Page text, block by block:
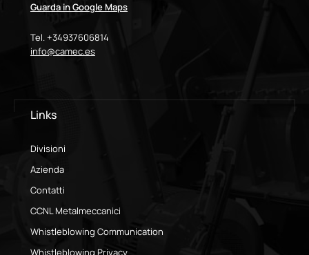
Guarda in Google Maps
Tel. +34937606814
info@camec.es
Links
Divisioni
Azienda
Contatti
CCNL Metalmeccanici
Whistleblowing Communication
Whistleblowing Privacy